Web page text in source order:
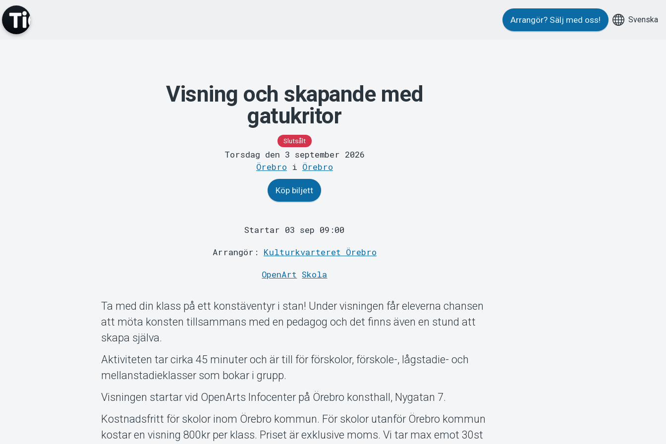
Arrangör? Sälj med oss! Svenska
Visning och skapande med
gatukritor
Slutsålt
Torsdag den 3 september 2026
Örebro i Örebro
Köp biljett
Startar 03 sep 09:00
Arrangör: Kulturkvarteret Örebro
OpenArt Skola
Ta med din klass på ett konstäventyr i stan! Under visningen får eleverna chansen
att möta konsten tillsammans med en pedagog och det finns även en stund att
skapa själva.
Aktiviteten tar cirka 45 minuter och är till för förskolor, förskole-, lågstadie- och
mellanstadieklasser som bokar i grupp.
Visningen startar vid OpenArts Infocenter på Örebro konsthall, Nygatan 7.
Kostnadsfritt för skolor inom Örebro kommun. För skolor utanför Örebro kommun
kostar en visning 800kr per klass. Priset är exklusive moms. Vi tar max emot 30st